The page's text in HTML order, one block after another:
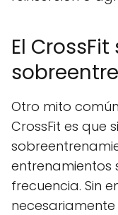
El
Otro mito
CrossFit es que
entrenamientos
frecuencia. Sin